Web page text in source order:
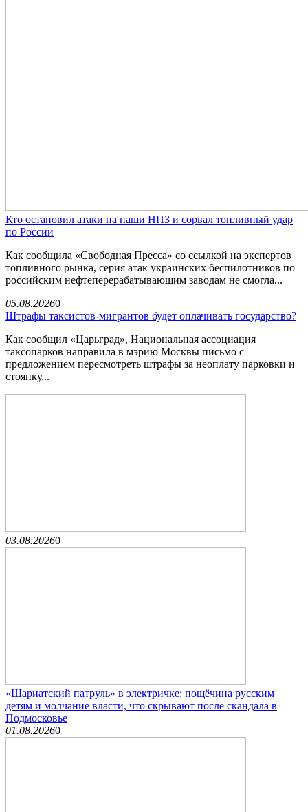
Кто остановил атаки на наши НПЗ и сорвал топливный удар
по России
Как сообщила «Свободная Пресса» со ссылкой на экспертов
топливного рынка, серия атак украинских беспилотников по
российским нефтеперерабатывающим заводам не смогла...
05.08.20260
Штрафы таксистов-мигрантов будет оплачивать государство?
Как сообщил «Царьград», Национальная ассоциация
таксопарков направила в мэрию Москвы письмо с
предложением пересмотреть штрафы за неоплату парковки и
стоянку...
03.08.20260
«Шариатский патруль» в электричке: пощёчина русским
детям и молчание власти, что скрывают после скандала в
Подмосковье
01.08.20260